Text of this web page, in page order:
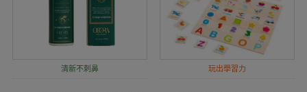
清新不刺鼻 玩出學習力